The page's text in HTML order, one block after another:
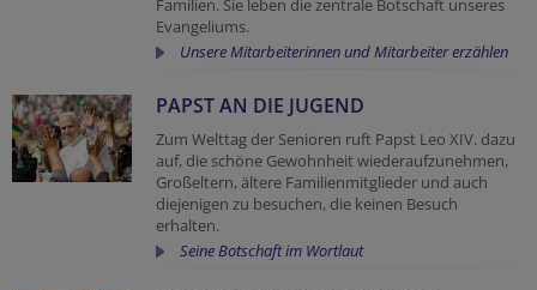
Familien. Sie leben die zentrale Botschaft unseres
Evangeliums.
Unsere Mitarbeiterinnen und Mitarbeiter erzählen
PAPST AN DIE JUGEND
Zum Welttag der Senioren ruft Papst Leo XIV. dazu
auf, die schöne Gewohnheit wiederaufzunehmen,
Großeltern, ältere Familienmitglieder und auch
diejenigen zu besuchen, die keinen Besuch
erhalten.
Seine Botschaft im Wortlaut